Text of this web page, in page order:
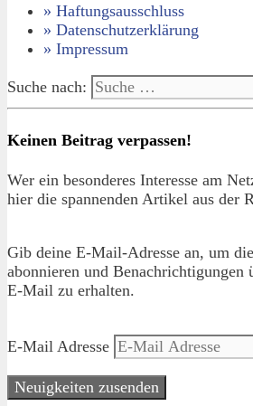
» Haftungsausschluss
» Datenschutzerklärung
» Impressum
Suche nach:
Keinen Beitrag verpassen!
Wer ein besonderes Interesse am
hier die spannenden Artikel aus der
Gib deine E-Mail-Adresse an, um
abonnieren und Benachrichtigungen
E-Mail zu erhalten.
E-Mail Adresse
Neuigkeiten zusenden